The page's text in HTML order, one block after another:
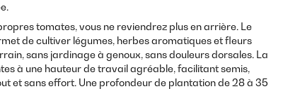
tomates, vous ne reviendrez plus en arrière. Le
de cultiver légumes, herbes aromatiques et fleurs
sans jardinage à genoux, sans douleurs dorsales. La
à une hauteur de travail agréable, facilitant semis,
et sans effort. Une profondeur de plantation de 28 à 35